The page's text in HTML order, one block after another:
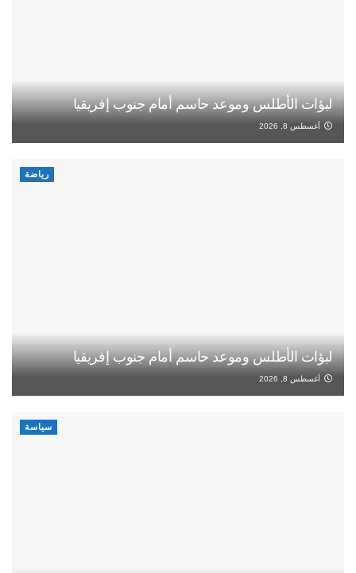
لبؤات الأطلس وموعد حاسم أمام جنوب إفريقيا
أغسطس 8, 2026
رياضة
لبؤات الأطلس وموعد حاسم أمام جنوب إفريقيا
أغسطس 8, 2026
سياسة